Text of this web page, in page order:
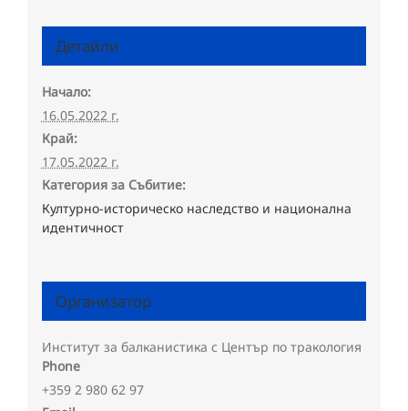
Детайли
Начало:
16.05.2022 г.
Край:
17.05.2022 г.
Категория за Събитие:
Културно-историческо наследство и национална
идентичност
Организатор
Институт за балканистика с Център по тракология
Phone
+359 2 980 62 97